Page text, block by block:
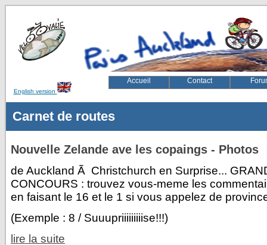
English version
Accueil Contact
Carnet de routes
Nouvelle Zelande ave les copaings - Photos
de Auckland Ã Christchurch en Surprise...
CONCOURS : trouvez vous-meme les
en faisant le 16 et le 1 si vous appelez de
(Exemple : 8 / Suuupriiiiiiiiise!!!)
lire la suite